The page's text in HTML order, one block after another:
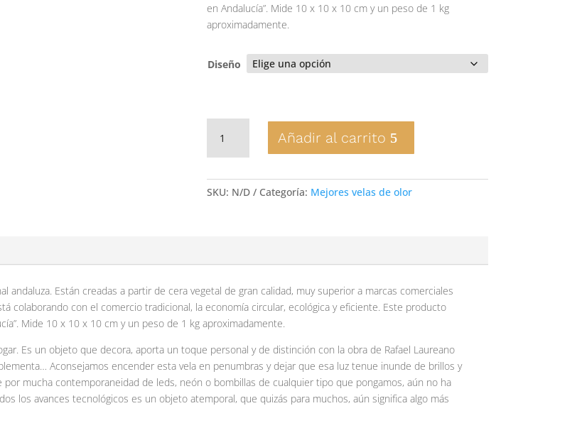
en Andalucía”. Mide 10 x 10 x 10 cm y un peso de 1 kg
aproximadamente.
Diseño
olor
Nardos
Añadir al carrito
SKU: N/D Categoría: Mejores velas de olor
andaluza. Están creadas a partir de cera vegetal de gran calidad, muy superior a marcas comerciales
colaborando con el comercio tradicional, la economía circular, ecológica y eficiente. Este producto
Mide 10 x 10 x 10 cm y un peso de 1 kg aproximadamente.
Es un objeto que decora, aporta un toque personal y de distinción con la obra de Rafael Laureano
Aconsejamos encender esta vela en penumbras y dejar que esa luz tenue inunde de brillos y
mucha contemporaneidad de leds, neón o bombillas de cualquier tipo que pongamos, aún no ha
los avances tecnológicos es un objeto atemporal, que quizás para muchos, aún significa algo más